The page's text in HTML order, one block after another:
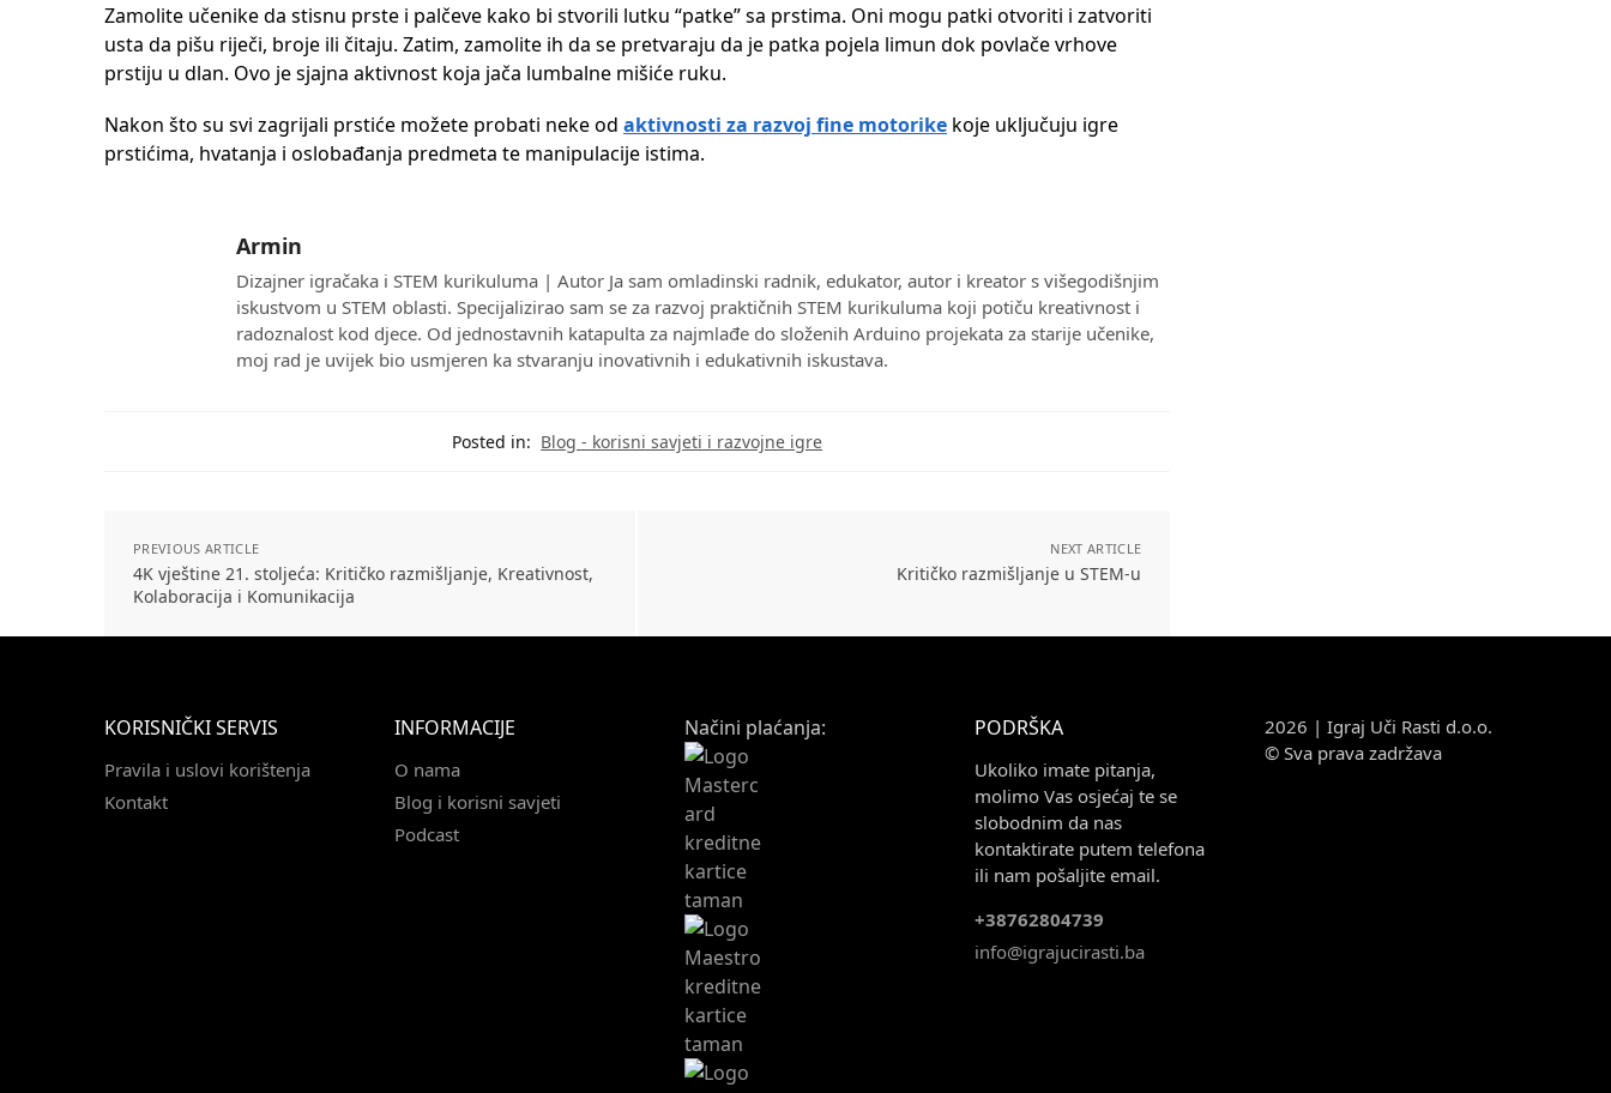
Zamolite učenike da stisnu prste i palčeve kako bi stvorili lutku “patke” sa prstima. Oni mogu patki otvoriti i zatvoriti
usta da pišu riječi, broje ili čitaju. Zatim, zamolite ih da se pretvaraju da je patka pojela limun dok povlače vrhove
prstiju u dlan. Ovo je sjajna aktivnost koja jača lumbalne mišiće ruku.
Nakon što su svi zagrijali prstiće možete probati neke od aktivnosti za razvoj fine motorike koje uključuju igre
prstićima, hvatanja i oslobađanja predmeta te manipulacije istima.
Armin
Dizajner igračaka i STEM kurikuluma | Autor Ja sam omladinski radnik, edukator, autor i kreator s višegodišnjim
iskustvom u STEM oblasti. Specijalizirao sam se za razvoj praktičnih STEM kurikuluma koji potiču kreativnost i
radoznalost kod djece. Od jednostavnih katapulta za najmlađe do složenih Arduino projekata za starije učenike,
moj rad je uvijek bio usmjeren ka stvaranju inovativnih i edukativnih iskustava.
Posted in: Blog - korisni savjeti i razvojne igre
PREVIOUS ARTICLE
4K vještine 21. stoljeća: Kritičko razmišljanje, Kreativnost,
Kolaboracija i Komunikacija
NEXT ARTICLE
Kritičko razmišljanje u STEM-u
KORISNIČKI SERVIS
Pravila i uslovi korištenja
Kontakt
INFORMACIJE
O nama
Blog i korisni savjeti
Podcast
Načini plaćanja: PODRŠKA
Ukoliko imate pitanja,
molimo Vas osjećaj te se
slobodnim da nas
kontaktirate putem telefona
ili nam pošaljite email.
+38762804739
info@igrajucirasti.ba
2026 | Igraj Uči Rasti d.o.o.
© Sva prava zadržava